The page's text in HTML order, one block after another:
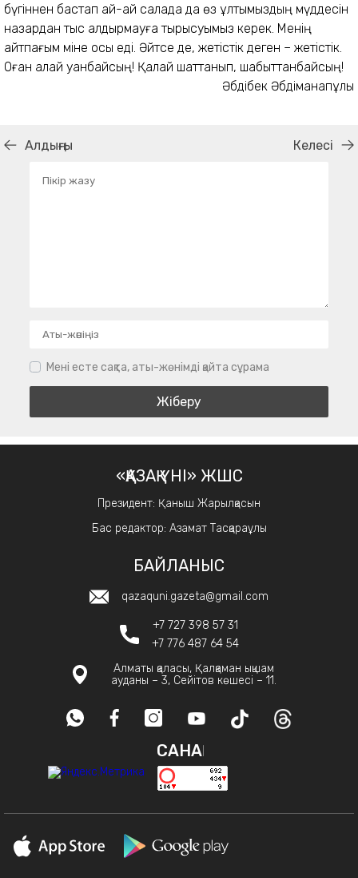
бүгіннен бастап қай-қай салада да өз ұлтымыздың мүддесін
назардан тыс қалдырмауға тырысуымыз керек. Менің
айтпағым міне осы еді. Әйтсе де, жетістік деген – жетістік.
Оған қалай қуанбайсың! Қалай шаттанып, шабыттанбайсың!
Әбдібек Әбдіманапұлы
Алдыңғы Келесі
Мені есте сақта, аты-жөнімді қайта сұрама
«ҚАЗАҚ ҮНІ» ЖШС
Президент: Қаныш Жарылқасын
Бас редактор: Азамат Тасқараұлы
БАЙЛАНЫС
qazaquni.gazeta@gmail.com
+7 727 398 57 31
+7 776 487 64 54
Алматы қаласы, Қалқаман ықшам
ауданы – 3, Сейітов көшесі – 11.
САНАҚ